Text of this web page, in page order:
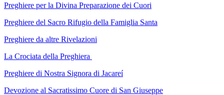
Preghiere per la Divina Preparazione dei Cuori
Preghiere del Sacro Rifugio della Famiglia Santa
Preghiere da altre Rivelazioni
La Crociata della Preghiera
Preghiere di Nostra Signora di Jacareí
Devozione al Sacratissimo Cuore di San Giuseppe